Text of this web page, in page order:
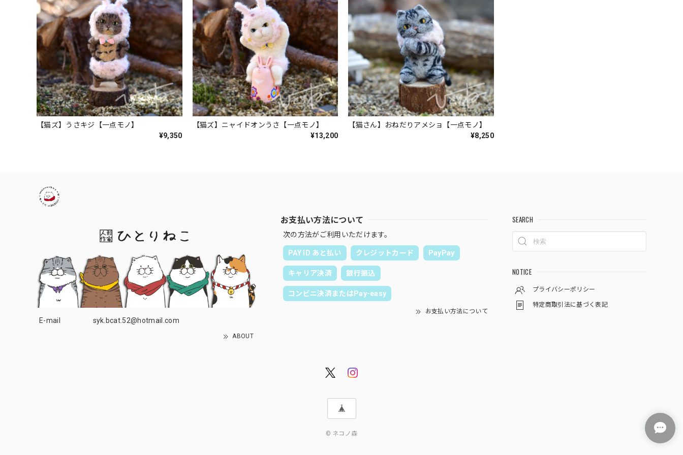
【猫ズ】うさキジ【一点モノ】
¥9,350
【猫ズ】ニャイドオンうさ【一点モノ】
¥13,200
【猫さん】おねだりアメショ【一点モノ】
¥8,250
E-mail syk.bcat.52@hotmail.com
ABOUT
お支払い方法について
次の方法がご利用いただけます。
PAY ID あと払い クレジットカード PayPay
キャリア決済 銀行振込
コンビニ決済またはPay-easy
お支払い方法について
SEARCH
NOTICE
プライバシーポリシー
特定商取引法に基づく表記
© ネコノ森